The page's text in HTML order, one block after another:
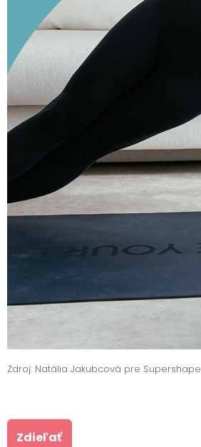
Zdroj: Natália Jakubcová pre Supershape
Zdieľať